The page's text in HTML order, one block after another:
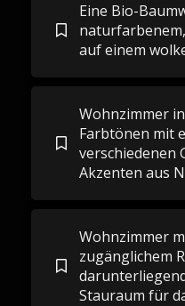
Eine Bio-
auf einem
Wohnzimmer
Farbtönen mit
verschiedenen
Akzenten aus
Wohnzimmer
zugänglichem
Stauraum für